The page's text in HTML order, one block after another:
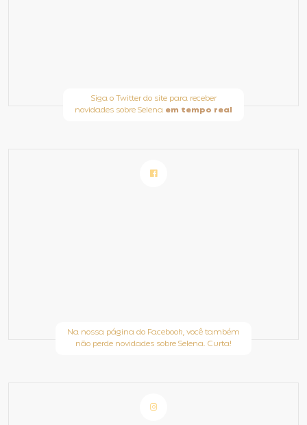
Siga o Twitter do site para receber
novidades sobre Selena em tempo real
Na nossa página do Facebook, você também
não perde novidades sobre Selena. Curta!